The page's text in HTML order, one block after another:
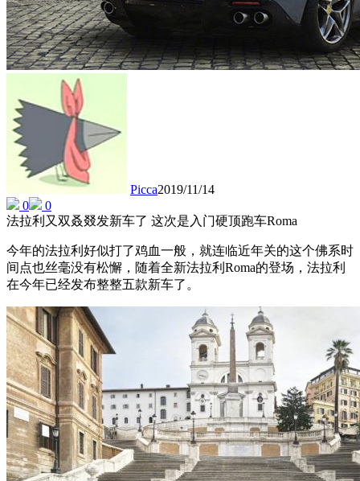
Picca2019/11/14
0
0
法拉利又双叒叕发新车了 这次是入门硬顶跑车Roma
今年的法拉利好似打了鸡血一般，就连临近年关的这个佛系时
间点也丝毫没有松懈，随着全新法拉利Roma的登场，法拉利
在今年已经发布整整五款新车了。